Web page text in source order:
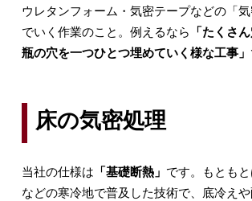
ウレタンフォーム・気密テープなどの「
でいく作業のこと。例えるなら 「たくさ
瓶の穴を一つひとつ埋めていく様な工事」
床の気密処理
当社の仕様は 「基礎断熱」 です。もとも
などの寒冷地で普及した技術で、底冷え